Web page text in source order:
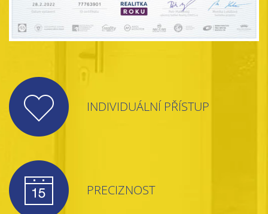
INDIVIDUÁLNÍ PŘÍSTUP
PRECIZNOST